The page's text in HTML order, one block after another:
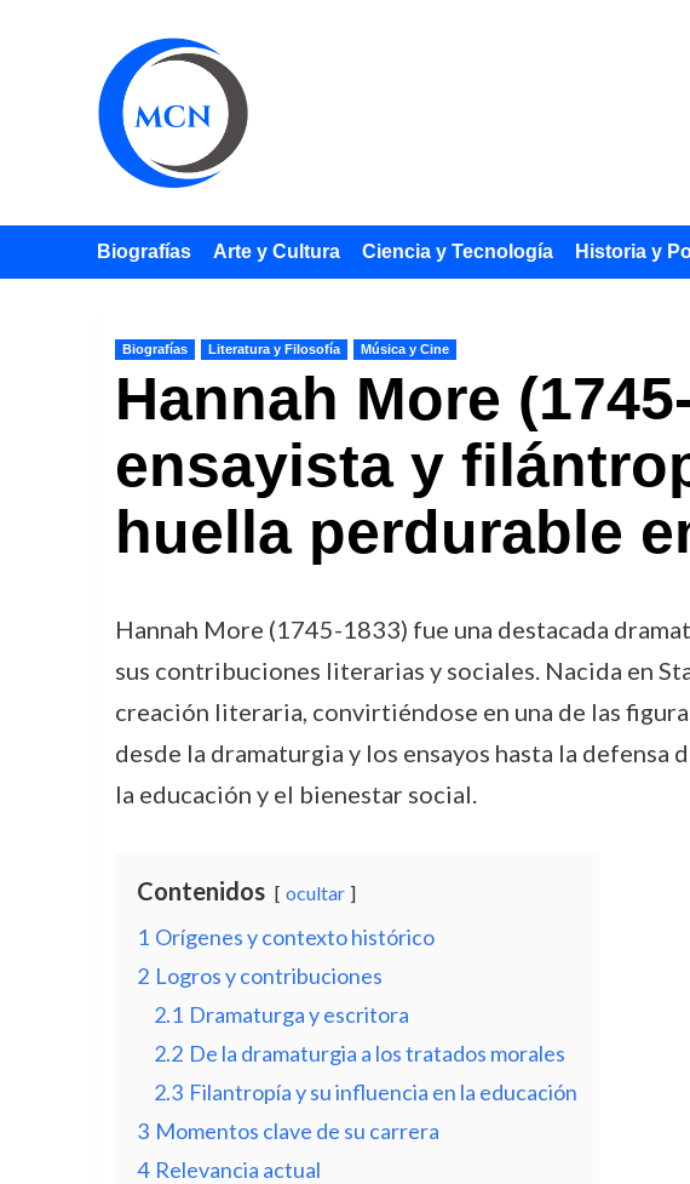
Biografías Arte y Cultura Ciencia y Tecnología Historia y
Biografías Literatura y Filosofía Música y Cine
Hannah More
ensayista y
huella perdurable
Hannah More (1745-1833) fue una destacada
sus contribuciones literarias y sociales. Nacida en
creación literaria, convirtiéndose en una de las
desde la dramaturgia y los ensayos hasta la
la educación y el bienestar social.
Contenidos ocultar
1 Orígenes y contexto histórico
2 Logros y contribuciones
2.1 Dramaturga y escritora
2.2 De la dramaturgia a los tratados morales
2.3 Filantropía y su influencia en la educación
3 Momentos clave de su carrera
4 Relevancia actual